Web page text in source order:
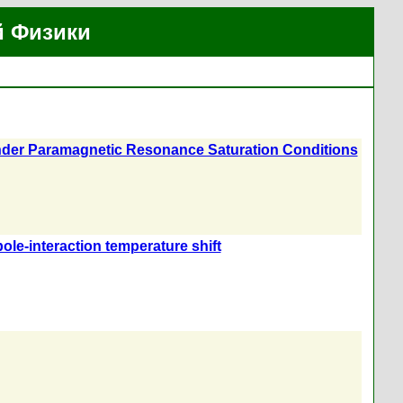
Физики
Paramagnetic Resonance Saturation Conditions
interaction temperature shift